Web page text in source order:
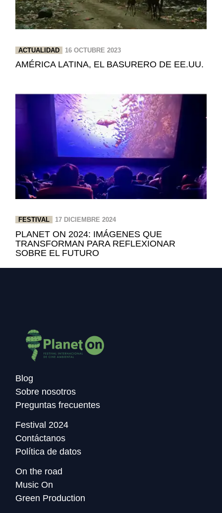
ACTUALIDAD 16 OCTUBRE 2023
AMÉRICA LATINA, EL BASURERO DE EE.UU.
FESTIVAL 17 DICIEMBRE 2024
PLANET ON 2024: IMÁGENES QUE
TRANSFORMAN PARA REFLEXIONAR
SOBRE EL FUTURO
Blog
Sobre nosotros
Preguntas frecuentes
Festival 2024
Contáctanos
Política de datos
On the road
Music On
Green Production